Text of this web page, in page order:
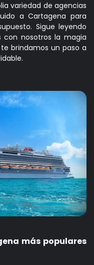
variedad de agencias
a Cartagena para
Sigue leyendo
con nosotros la magia
brindamos un paso a
más populares